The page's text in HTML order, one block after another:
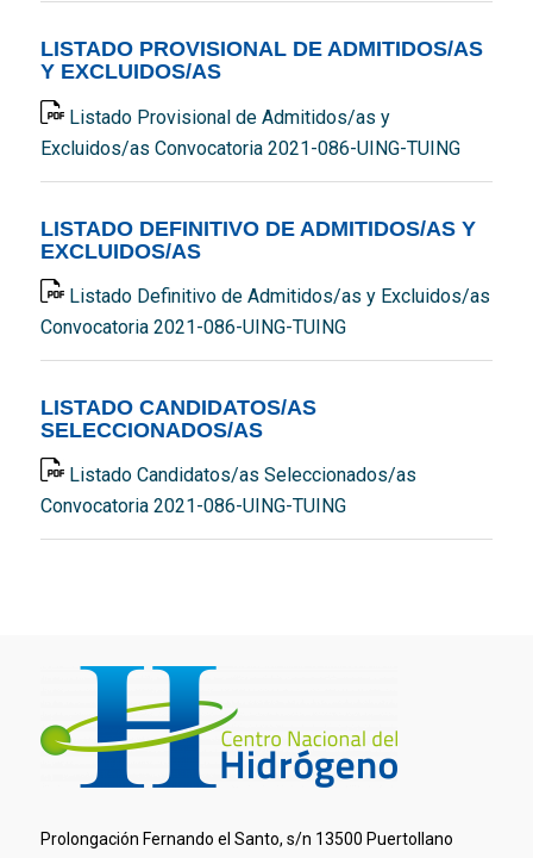
LISTADO PROVISIONAL DE ADMITIDOS/AS
Y EXCLUIDOS/AS
Listado Provisional de Admitidos/as y
Excluidos/as Convocatoria 2021-086-UING-TUING
LISTADO DEFINITIVO DE ADMITIDOS/AS Y
EXCLUIDOS/AS
Listado Definitivo de Admitidos/as y Excluidos/as
Convocatoria 2021-086-UING-TUING
LISTADO CANDIDATOS/AS
SELECCIONADOS/AS
Listado Candidatos/as Seleccionados/as
Convocatoria 2021-086-UING-TUING
Prolongación Fernando el Santo, s/n 13500 Puertollano